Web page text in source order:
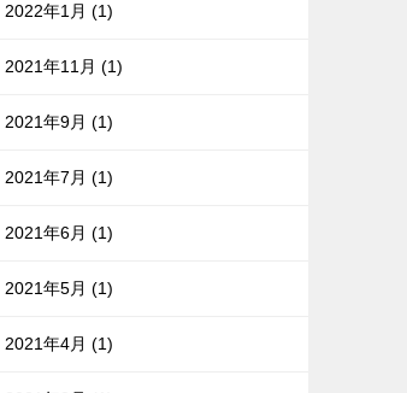
2022年1月 (1)
2021年11月 (1)
2021年9月 (1)
2021年7月 (1)
2021年6月 (1)
2021年5月 (1)
2021年4月 (1)